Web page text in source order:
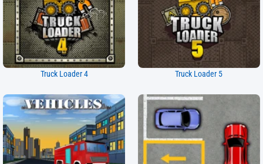
Truck Loader 4 Truck Loader 5